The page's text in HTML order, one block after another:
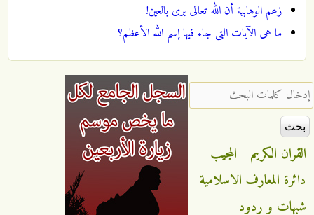
زعم الوهابية أن الله تعالی یری بالعین!
ما هی الآیات التی جاء فیها إسم الله الأعظم؟
‏إدخال كلمات البحث ‏
القران الكريم
المجيب
دائرة المعارف الاسلامية
شبهات و ردود